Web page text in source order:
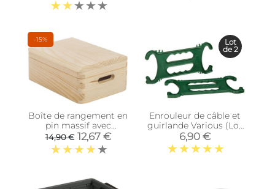
-15%
Boîte de rangement en
pin massif avec
couvercle (Taille 1)
14,90 € 12,67 €
Enrouleur de câble et
guirlande Various (Lot
de 2)
6,90 €
Lot
de 2